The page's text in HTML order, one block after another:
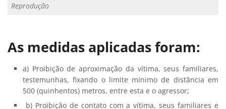
Reprodução
As medidas aplicadas foram:
a) Proibição de aproximação da vítima, seus familiares,
testemunhas, fixando o limite mínimo de distância em
500 (quinhentos) metros, entre esta e o agressor;
b) Proibição de contato com a vítima, seus familiares e